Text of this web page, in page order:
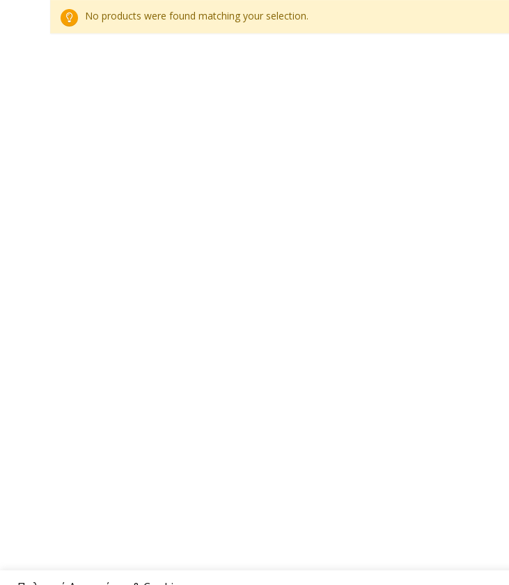
No products were found matching your selection.